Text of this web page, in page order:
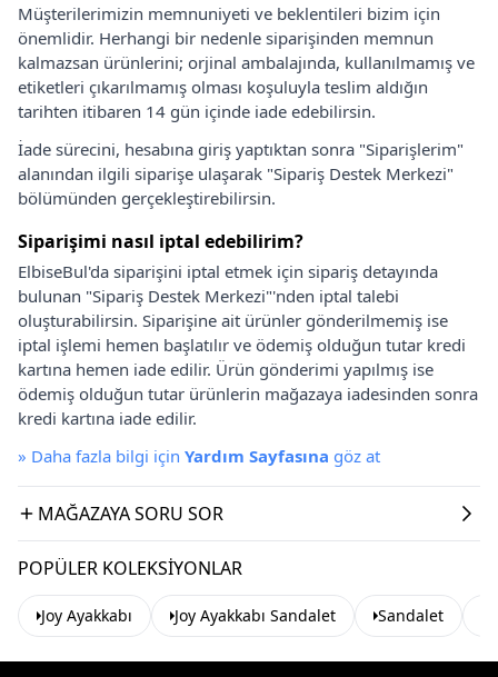
Müşterilerimizin memnuniyeti ve beklentileri bizim için
önemlidir. Herhangi bir nedenle siparişinden memnun
kalmazsan ürünlerini; orjinal ambalajında, kullanılmamış ve
etiketleri çıkarılmamış olması koşuluyla teslim aldığın
tarihten itibaren 14 gün içinde iade edebilirsin.
İade sürecini, hesabına giriş yaptıktan sonra "Siparişlerim"
alanından ilgili siparişe ulaşarak "Sipariş Destek Merkezi"
bölümünden gerçekleştirebilirsin.
Siparişimi nasıl iptal edebilirim?
ElbiseBul'da siparişini iptal etmek için sipariş detayında
bulunan "Sipariş Destek Merkezi"'nden iptal talebi
oluşturabilirsin. Siparişine ait ürünler gönderilmemiş ise
iptal işlemi hemen başlatılır ve ödemiş olduğun tutar kredi
kartına hemen iade edilir. Ürün gönderimi yapılmış ise
ödemiş olduğun tutar ürünlerin mağazaya iadesinden sonra
kredi kartına iade edilir.
» Daha fazla bilgi için Yardım Sayfasına göz at
MAĞAZAYA SORU SOR
POPÜLER KOLEKSIYONLAR
Joy Ayakkabı Joy Ayakkabı Sandalet Sandalet